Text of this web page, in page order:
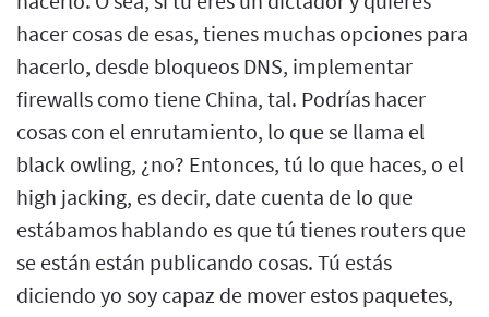
hacer cosas de esas, tienes muchas opciones para
hacerlo, desde bloqueos DNS, implementar
firewalls como tiene China, tal. Podrías hacer
cosas con el enrutamiento, lo que se llama el
black owling, ¿no? Entonces, tú lo que haces, o el
high jacking, es decir, date cuenta de lo que
estábamos hablando es que tú tienes routers que
se están están publicando cosas. Tú estás
diciendo yo soy capaz de mover estos paquetes,